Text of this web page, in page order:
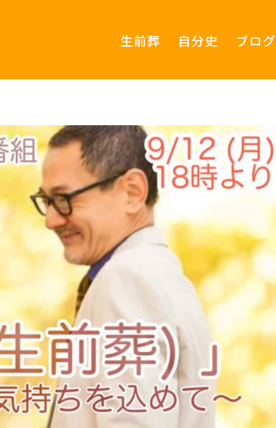
生前葬 自分史 ブログ